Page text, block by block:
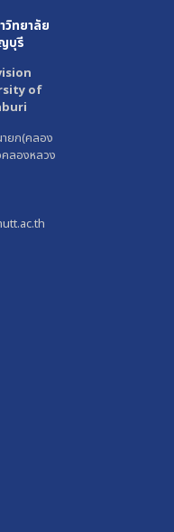
วิทยาลัย
บุรี
of
ยก(คลอง
ลองหลวง